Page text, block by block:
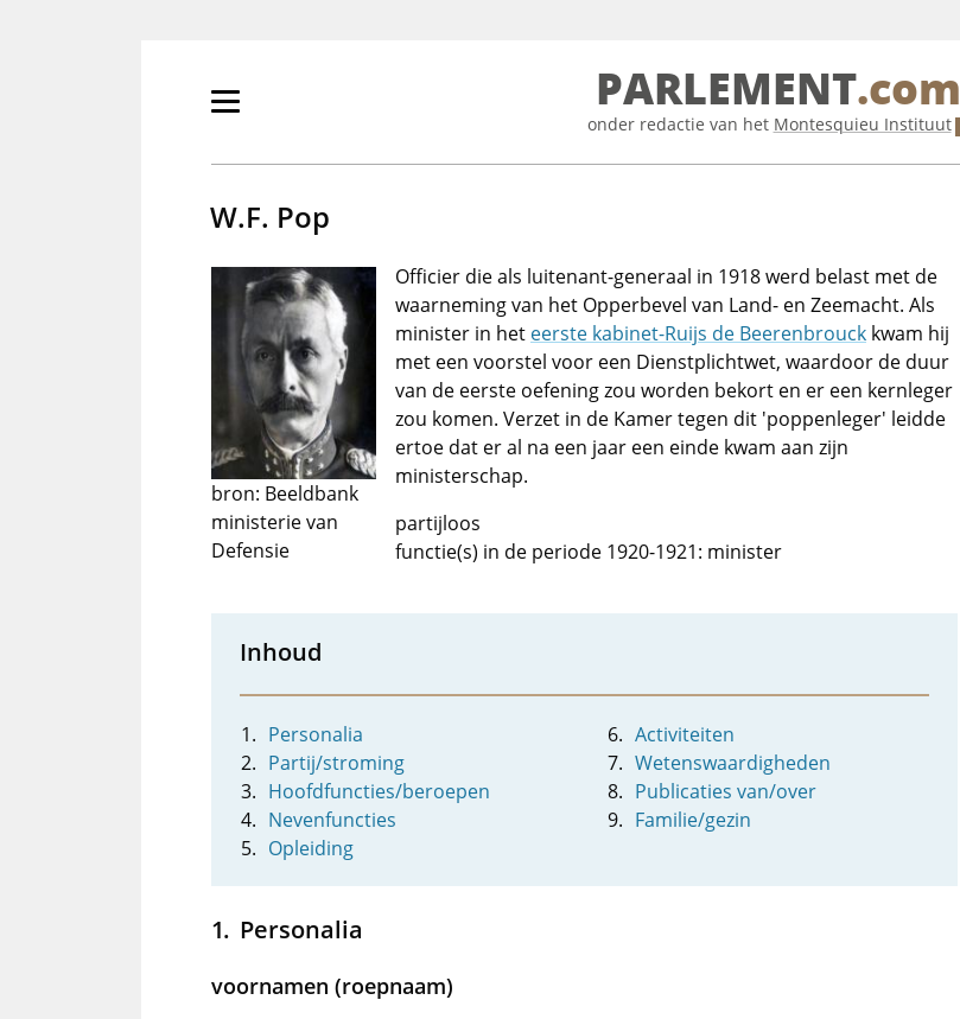
Primair
tonen/verbergen
PARLEMENT.com
onder redactie van het Montesquieu Instituut
W.F. Pop
bron: Beeldbank
ministerie van
Defensie
Officier die als luitenant-generaal in 1918 werd belast met de
waarneming van het Opperbevel van Land- en Zeemacht. Als
minister in het eerste kabinet-Ruijs de Beerenbrouck kwam hij
met een voorstel voor een Dienstplichtwet, waardoor de duur
van de eerste oefening zou worden bekort en er een kernleger
zou komen. Verzet in de Kamer tegen dit 'poppenleger' leidde
ertoe dat er al na een jaar een einde kwam aan zijn
ministerschap.
partijloos
functie(s) in de periode 1920-1921: minister
Inhoud
Personalia
Partij/stroming
Hoofdfuncties/beroepen
Nevenfuncties
Opleiding
Activiteiten
Wetenswaardigheden
Publicaties van/over
Familie/gezin
Personalia
voornamen (roepnaam)